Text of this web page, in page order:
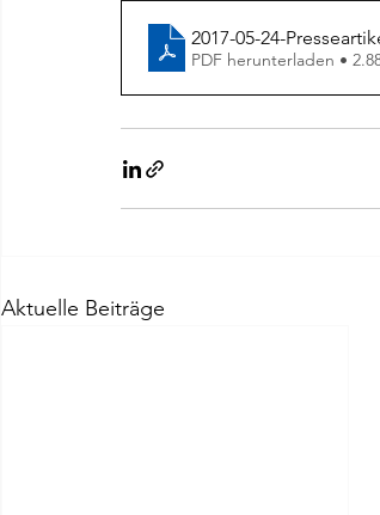
2017-05-24-
PDF herunterladen •
Aktuelle Beiträge